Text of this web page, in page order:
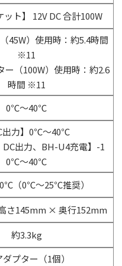
ット】 12V DC 合計100W
45W）使用時：約5.4時間
※11
ー（100W）使用時：約2.6
時間 ※11
0℃～40℃
出力】0℃～40℃
DC出力、BH-U4充電】-1
0℃～40℃
（0℃～25℃推奨）
さ145mm × 奥行152mm
約3.3kg
ダプター（1個）